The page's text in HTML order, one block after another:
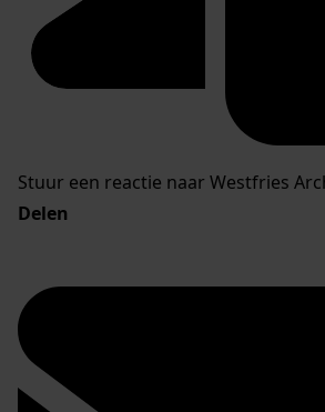
Stuur een reactie naar Westfries
Delen